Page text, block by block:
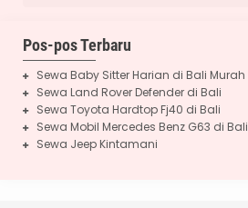
Pos-pos Terbaru
Sewa Baby Sitter Harian di Bali Murah
Sewa Land Rover Defender di Bali
Sewa Toyota Hardtop Fj40 di Bali
Sewa Mobil Mercedes Benz G63 di Bali
Sewa Jeep Kintamani